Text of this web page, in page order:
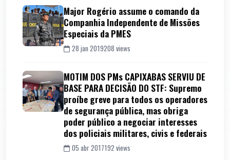
Major Rogério assume o comando da
Companhia Independente de Missões
Especiais da PMES
28 jan 2019208 views
MOTIM DOS PMs CAPIXABAS SERVIU DE
BASE PARA DECISÃO DO STF: Supremo
proíbe greve para todos os operadores
de segurança pública, mas obriga
poder público a negociar interesses
dos policiais militares, civis e federais
05 abr 2017192 views